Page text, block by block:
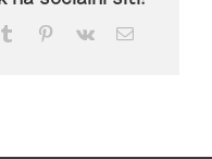
Tumblr Pinterest
Vk
E-